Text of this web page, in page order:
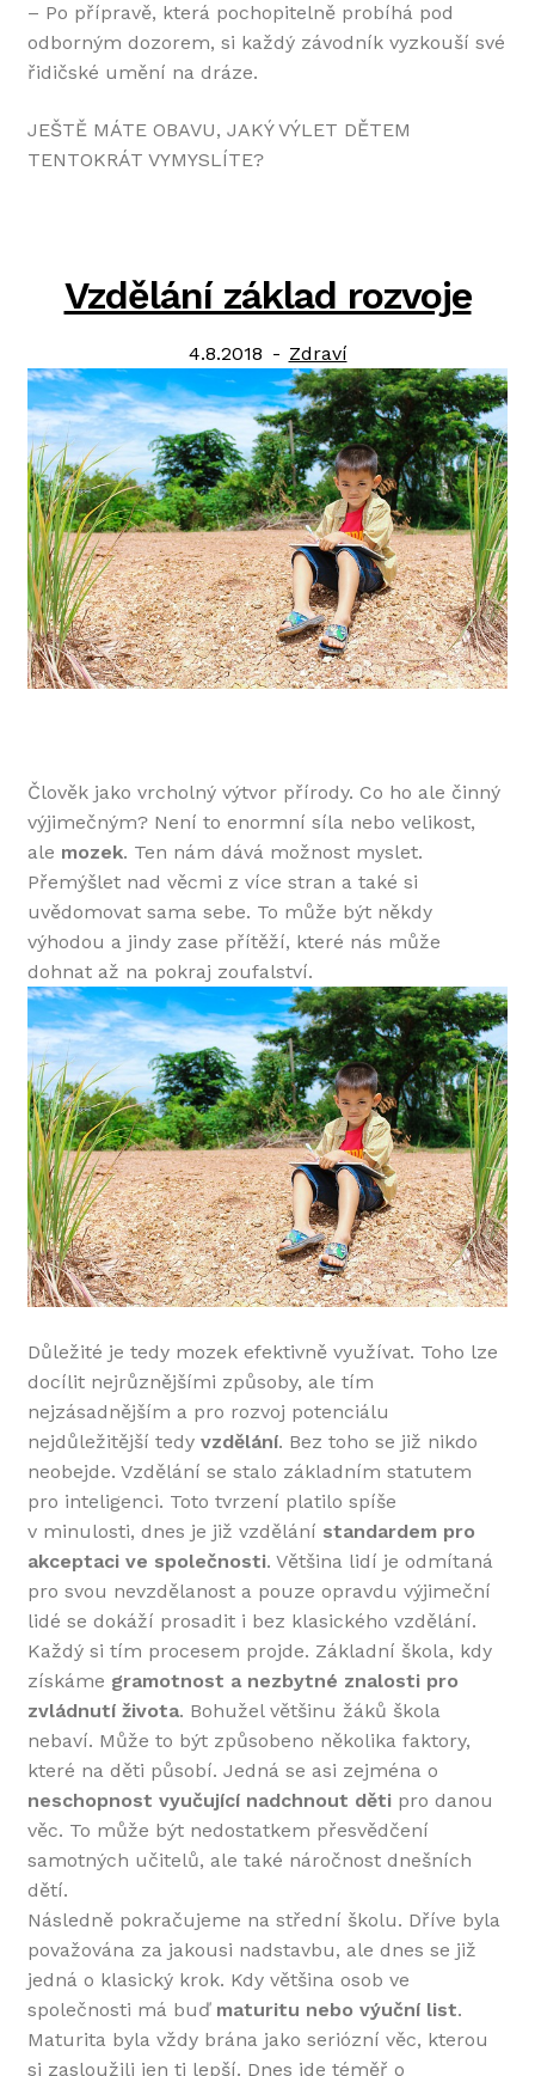
– Po přípravě, která pochopitelně probíhá pod
odborným dozorem, si každý závodník vyzkouší své
řidičské umění na dráze.
JEŠTĚ MÁTE OBAVU, JAKÝ VÝLET DĚTEM
TENTOKRÁT VYMYSLÍTE?
Vzdělání základ rozvoje
Posted
4.8.2018 Category:
Zdraví
Člověk jako vrcholný výtvor přírody. Co ho ale činný
výjimečným? Není to enormní síla nebo velikost,
ale mozek. Ten nám dává možnost myslet.
Přemýšlet nad věcmi z více stran a také si
uvědomovat sama sebe. To může být někdy
výhodou a jindy zase přítěží, které nás může
dohnat až na pokraj zoufalství.
Důležité je tedy mozek efektivně využívat. Toho lze
docílit nejrůznějšími způsoby, ale tím
nejzásadnějším a pro rozvoj potenciálu
nejdůležitější tedy vzdělání. Bez toho se již nikdo
neobejde. Vzdělání se stalo základním statutem
pro inteligenci. Toto tvrzení platilo spíše
v minulosti, dnes je již vzdělání standardem pro
akceptaci ve společnosti. Většina lidí je odmítaná
pro svou nevzdělanost a pouze opravdu výjimeční
lidé se dokáží prosadit i bez klasického vzdělání.
Každý si tím procesem projde. Základní škola, kdy
získáme gramotnost a nezbytné znalosti pro
zvládnutí života. Bohužel většinu žáků škola
nebaví. Může to být způsobeno několika faktory,
které na děti působí. Jedná se asi zejména o
neschopnost vyučující nadchnout dětipro danou
věc. To může být nedostatkem přesvědčení
samotných učitelů, ale také náročnost dnešních
dětí.
Následně pokračujeme na střední školu. Dříve byla
považována za jakousi nadstavbu, ale dnes se již
jedná o klasický krok. Kdy většina osob ve
společnosti má buď maturitu nebo výuční list.
Maturita byla vždy brána jako seriózní věc, kterou
si zasloužili jen ti lepší. Dnes jde téměř o